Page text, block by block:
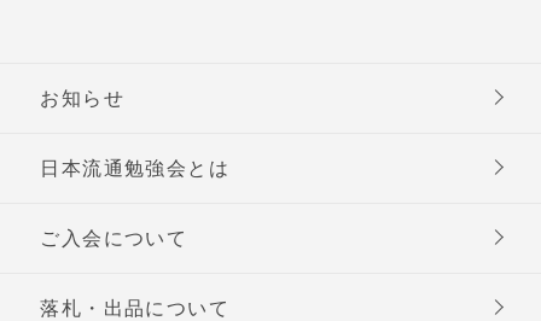
お知らせ
日本流通勉強会とは
ご入会について
落札・出品について